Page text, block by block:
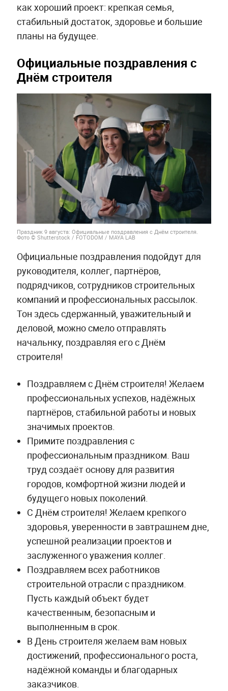
как хороший проект: крепкая семья,
стабильный достаток, здоровье и большие
планы на будущее.
Официальные поздравления с
Днём строителя
Праздник 9 августа: Официальные поздравления с Днём строителя.
Фото © Shutterstock / FOTODOM / MAYA LAB
Официальные поздравления подойдут для
руководителя, коллег, партнёров,
подрядчиков, сотрудников строительных
компаний и профессиональных рассылок.
Тон здесь сдержанный, уважительный и
деловой, можно смело отправлять
начальнку, поздравляя его с Днём
строителя!
Поздравляем с Днём строителя! Желаем
профессиональных успехов, надёжных
партнёров, стабильной работы и новых
значимых проектов.
Примите поздравления с
профессиональным праздником. Ваш
труд создаёт основу для развития
городов, комфортной жизни людей и
будущего новых поколений.
С Днём строителя! Желаем крепкого
здоровья, уверенности в завтрашнем дне,
успешной реализации проектов и
заслуженного уважения коллег.
Поздравляем всех работников
строительной отрасли с праздником.
Пусть каждый объект будет
качественным, безопасным и
выполненным в срок.
В День строителя желаем вам новых
достижений, профессионального роста,
надёжной команды и благодарных
заказчиков.